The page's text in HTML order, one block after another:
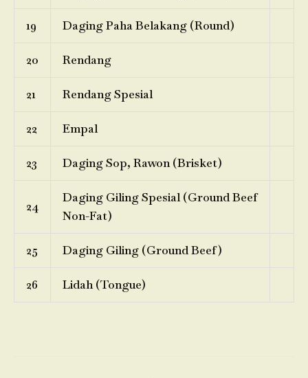
19 Daging Paha Belakang (Round)
20 Rendang
21 Rendang Spesial
22 Empal
23 Daging Sop, Rawon (Brisket)
24
Daging Giling Spesial (Ground Beef
Non-Fat)
25 Daging Giling (Ground Beef)
26 Lidah (Tongue)